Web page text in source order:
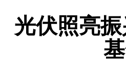
光伏照亮